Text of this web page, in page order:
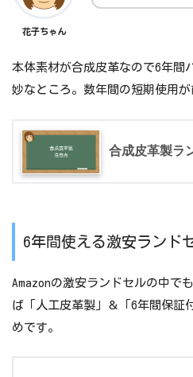
花子ちゃん
本体素材が合成皮革なので6年間
妙なところ。数年間の短期使用が
合成皮革製ラ
6年間使える激安ランド
Amazonの激安ランドセルの中で
ば「人工皮革製」＆「6年間保証
めです。